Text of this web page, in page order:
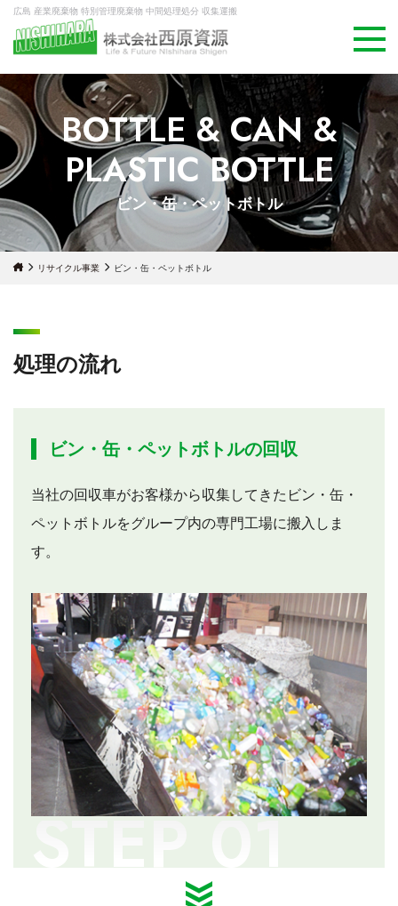
広島 産業廃棄物 特別管理廃棄物 中間処理処分 収集運搬
BOTTLE & CAN &
PLASTIC BOTTLE
ビン・缶・ペットボトル
リサイクル事業 ビン・缶・ペットボトル
処理の流れ
ビン・缶・ペットボトルの回収
当社の回収車がお客様から収集してきたビン・缶・
ペットボトルをグループ内の専門工場に搬入しま
す。